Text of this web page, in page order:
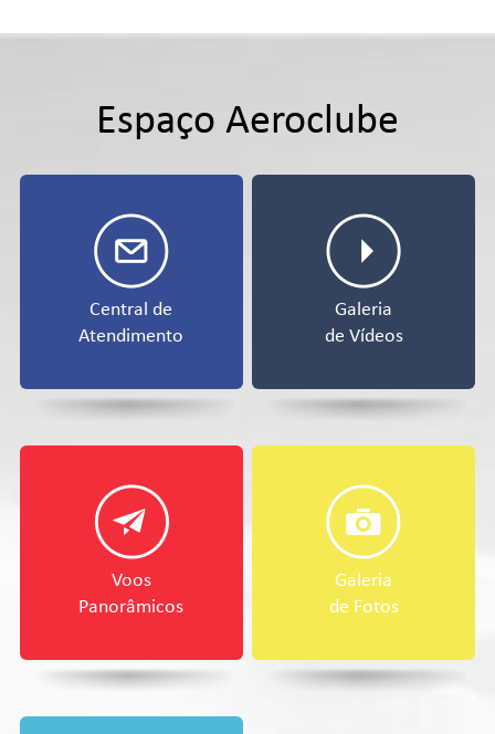
Espaço Aeroclube
Central de
Atendimento
Galeria
de Vídeos
Voos
Panorâmicos
Galeria
de Fotos